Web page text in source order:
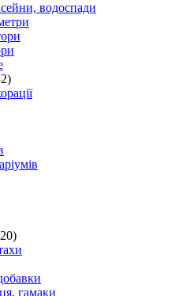
водоспади
гамаки